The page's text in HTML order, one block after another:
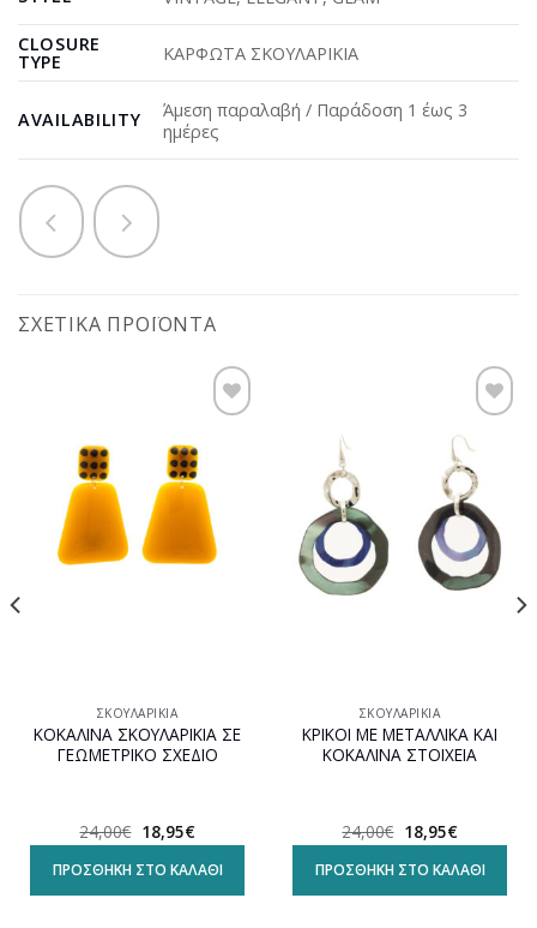
CLOSURE
TYPE ΚΑΡΦΩΤΑ ΣΚΟΥΛΑΡΙΚΙΑ
AVAILABILITY
Άμεση παραλαβή / Παράδοση 1 έως 3
ημέρες
ΣΧΕΤΙΚΆ ΠΡΟΪΌΝΤΑ
Προσθήκη
στη
wishlist
ΣΚΟΥΛΑΡΊΚΙΑ
ΚΟΚΑΛΙΝΑ ΣΚΟΥΛΑΡΙΚΙΑ ΣΕ
ΓΕΩΜΕΤΡΙΚΟ ΣΧΕΔΙΟ
24,00€ Original
price
was:
24,00€.
18,95€Η
τρέχουσα
τιμή
είναι:
18,95€.
ΠΡΟΣΘΉΚΗ ΣΤΟ ΚΑΛΆΘΙ
Προσθήκη
στη
wishlist
ΣΚΟΥΛΑΡΊΚΙΑ
ΚΡΙΚΟΙ ΜΕ ΜΕΤΑΛΛΙΚΑ ΚΑΙ
ΚΟΚΑΛΙΝΑ ΣΤΟΙΧΕΙΑ
24,00€ Original
price
was:
24,00€.
18,95€Η
τρέχουσα
τιμή
είναι:
18,95€.
ΠΡΟΣΘΉΚΗ ΣΤΟ ΚΑΛΆΘΙ